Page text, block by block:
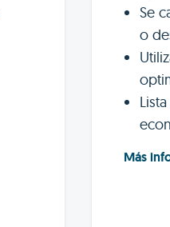
Se
o
Más